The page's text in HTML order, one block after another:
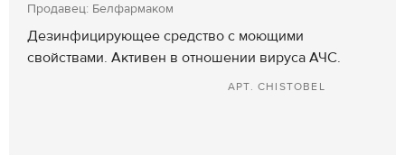
Продавец: Белфармаком
Дезинфицирующее средство с моющими
свойствами. Активен в отношении вируса АЧС.
АРТ. CHISTOBEL